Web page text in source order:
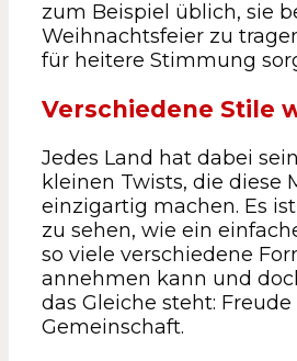
zum Beispiel üblich, sie
Weihnachtsfeier zu
für heitere Stimmung
Verschiedene Stile
Jedes Land hat dabei
kleinen Twists, die diese
einzigartig machen. Es
zu sehen, wie ein
so viele verschiedene
annehmen kann und
das Gleiche steht: Freude
Gemeinschaft.